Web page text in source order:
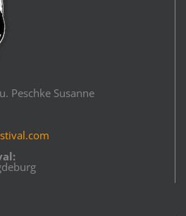
Peschke Susanne